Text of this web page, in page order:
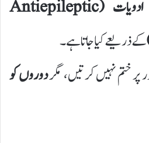
ادویات (Antiepileptic
کے ذریعے کیا جاتا ہے۔
پر ختم نہیں کرتیں، مگردوروں کو